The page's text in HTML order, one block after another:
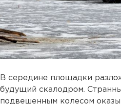
В середине площадки
будущий скалодром.
подвешенным колесом